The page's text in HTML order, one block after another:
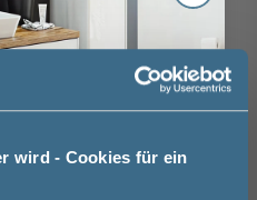
wird - Cookies für ein
London Fog